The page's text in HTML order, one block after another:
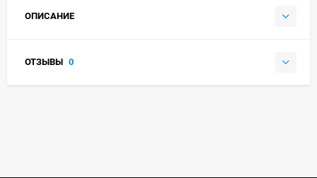
ОПИСАНИЕ
ОТЗЫВЫ 0